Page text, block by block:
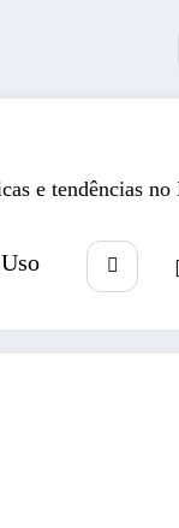
e tendências no